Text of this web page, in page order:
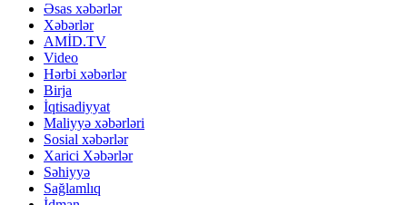
Əsas xəbərlər
Xəbərlər
AMİD.TV
Video
Hərbi xəbərlər
Birja
İqtisadiyyat
Maliyyə xəbərləri
Sosial xəbərlər
Xarici Xəbərlər
Səhiyyə
Sağlamlıq